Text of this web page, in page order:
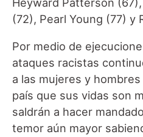
(72), Pearl Young (77) y
Por medio de
ataques racistas
a las mujeres y
país que sus vidas son
saldrán a hacer
temor aún mayor